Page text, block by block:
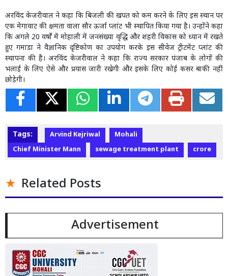
अरविंद केजरीवाल ने कहा कि बिजली की खपत को कम करने के लिए इस स्थान पर
एक मेगावाट की क्षमता वाला सौर ऊर्जा प्लांट भी स्थापित किया गया है। उन्होंने कहा
कि अगले 20 वर्षों में मोहाली में जनसंख्या वृद्धि और शहरी विकास को ध्यान में रखते
हुए गमाडा ने वैज्ञानिक दृष्टिकोण का उपयोग करके इस सीवेज ट्रीटमेंट प्लांट की
स्थापना की है। अरविंद केजरीवाल ने कहा कि राज्य सरकार पंजाब के लोगों की
भलाई के लिए ऐसे और प्रयास जारी रखेगी और इसके लिए कोई कसर बाकी नहीं
छोड़ेगी।
Tags: Arvind Kejriwal
Mohali
Chief Minister Mann
sewage treatment plant crore
Related Posts
Advertisement